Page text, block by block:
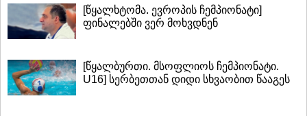
[წყალხტომა. ევროპის ჩემპიონატი]
ფინალებში ვერ მოხვდნენ
[წყალბურთი. მსოფლიოს ჩემპიონატი.
U16] სერბეთთან დიდი სხვაობით წააგეს